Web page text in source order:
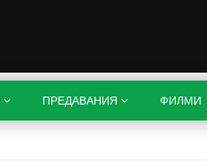
ПРЕДАВАНИЯ ФИЛМИ